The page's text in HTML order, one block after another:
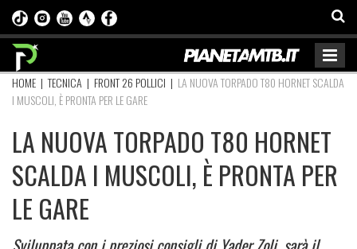
HOME |TECNICA | FRONT 26 POLLICI | LA NUOVA TORPADO T80 HORNET SCALDA
I MUSCOLI, È PRONTA PER LE GARE
LA NUOVA TORPADO T80 HORNET
SCALDA I MUSCOLI, È PRONTA PER
LE GARE